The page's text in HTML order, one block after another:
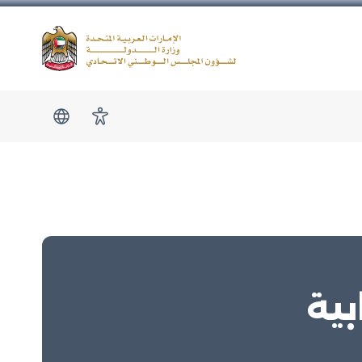
show امكانية الوصول